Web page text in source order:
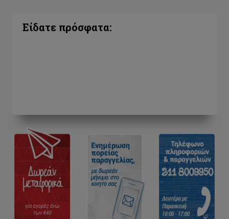
Είδατε πρόσφατα: